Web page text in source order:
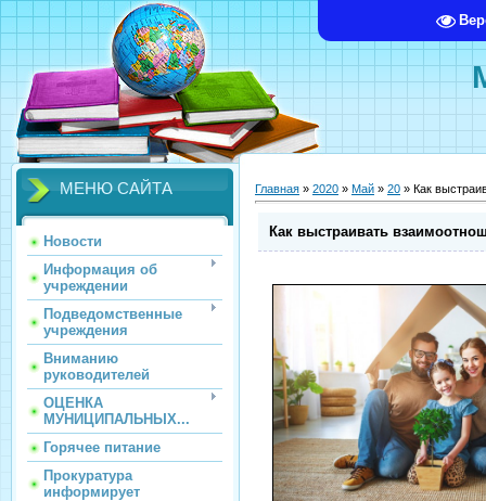
МЕНЮ САЙТА
Новости
Информация об
учреждении
Подведомственные
учреждения
Вниманию
руководителей
ОЦЕНКА
МУНИЦИПАЛЬНЫХ...
Горячее питание
Прокуратура
информирует
Главная » 2020 » Май » 20 » Как
Как выстраивать